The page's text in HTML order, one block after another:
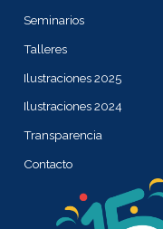
Seminarios
Talleres
Ilustraciones 2025
Ilustraciones 2024
Transparencia
Contacto